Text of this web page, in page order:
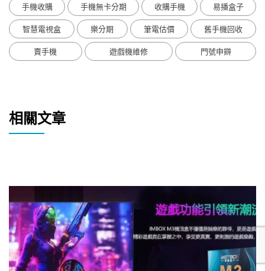
手機收購 手機無卡分期 收購手機 易播盒子
智慧電視盒 樂分期 筆電估價 舊手機回收
賣手機 遊戲機維修 門號申辧
相關文章